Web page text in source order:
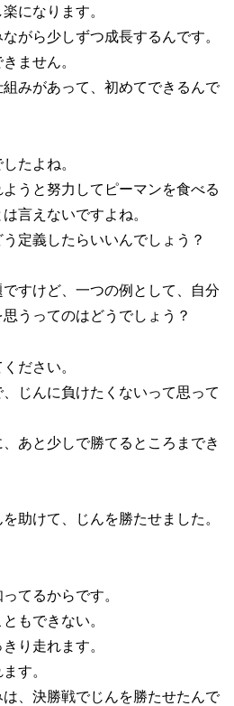
になります。
がら少しずつ成長するんです。
ません。
みがあって、初めてできるんで
たよね。
うと努力してピーマンを食べる
言えないですよね。
定義したらいいんでしょう？
すけど、一つの例として、自分
うってのはどうでしょう？
ださい。
じんに負けたくないって思って
あと少しで勝てるところまでき
助けて、じんを勝たせました。
てるからです。
もできない。
り走れます。
す。
、決勝戦でじんを勝たせたんで